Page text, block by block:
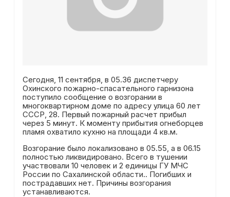
Сегодня, 11 сентября, в 05.36 диспетчеру
Охинского пожарно-спасательного гарнизона
поступило сообщение о возгорании в
многоквартирном доме по адресу улица 60 лет
СССР, 28. Первый пожарный расчет прибыл
через 5 минут. К моменту прибытия огнеборцев
пламя охватило кухню на площади 4 кв.м.
Возгорание было локализовано в 05.55, а в 06.15
полностью ликвидировано. Всего в тушении
участвовали 10 человек и 2 единицы ГУ МЧС
России по Сахалинской области.. Погибших и
пострадавших нет. Причины возгорания
устанавливаются.